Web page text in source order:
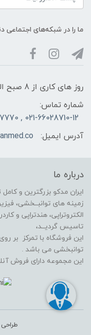
ما را در شبکه‌های اجتماعی
روز های کاری از 8 صبح الی 17 پاسخگوی شما هستیم
شماره تماس:
021-66028710-12 , 09306297770 , 09104948010
آدرس ایمیل:
درباره ما
ایران مدکو بزرگترین و
زمینه های توانبــخشی،
تاسیس گردیــد،
این فروشگاه با تمرکز بر
توانبخشی می باشد .
این مجموعه دارای فروش